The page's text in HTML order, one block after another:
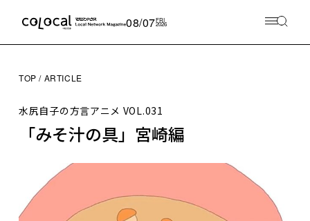
08/07FRI
2026
TOP ARTICLE
水尻自子の方言アニメ VOL.031
「みそ汁の具」宮崎編